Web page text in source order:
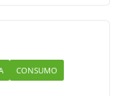
CONSUMO